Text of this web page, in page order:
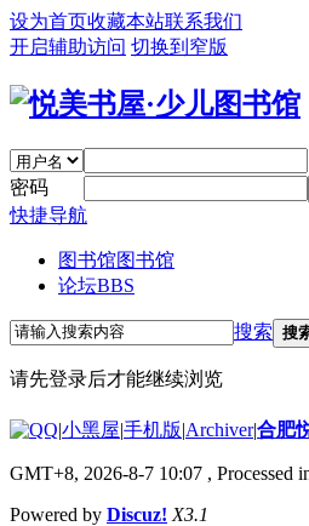
设为首页收藏本站联系我们
开启辅助访问 切换到窄版
密码
快捷导航
图书馆图书馆
论坛BBS
搜索 搜
请先登录后才能继续浏览
|小黑屋|手机版|Archiver|合肥
GMT+8, 2026-8-7 10:07 , Processed
Powered by Discuz! X3.1